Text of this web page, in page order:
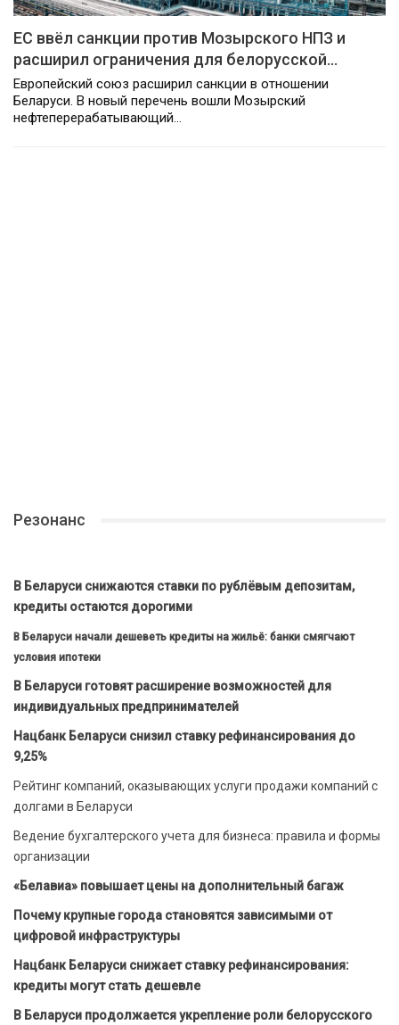
ЕС ввёл санкции против Мозырского НПЗ и
расширил ограничения для белорусской…
Европейский союз расширил санкции в отношении
Беларуси. В новый перечень вошли Мозырский
нефтеперерабатывающий…
Резонанс
В Беларуси снижаются ставки по рублёвым депозитам,
кредиты остаются дорогими
В Беларуси начали дешеветь кредиты на жильё: банки смягчают
условия ипотеки
В Беларуси готовят расширение возможностей для
индивидуальных предпринимателей
Нацбанк Беларуси снизил ставку рефинансирования до
9,25%
Рейтинг компаний, оказывающих услуги продажи компаний с
долгами в Беларуси
Ведение бухгалтерского учета для бизнеса: правила и формы
организации
«Белавиа» повышает цены на дополнительный багаж
Почему крупные города становятся зависимыми от
цифровой инфраструктуры
Нацбанк Беларуси снижает ставку рефинансирования:
кредиты могут стать дешевле
В Беларуси продолжается укрепление роли белорусского